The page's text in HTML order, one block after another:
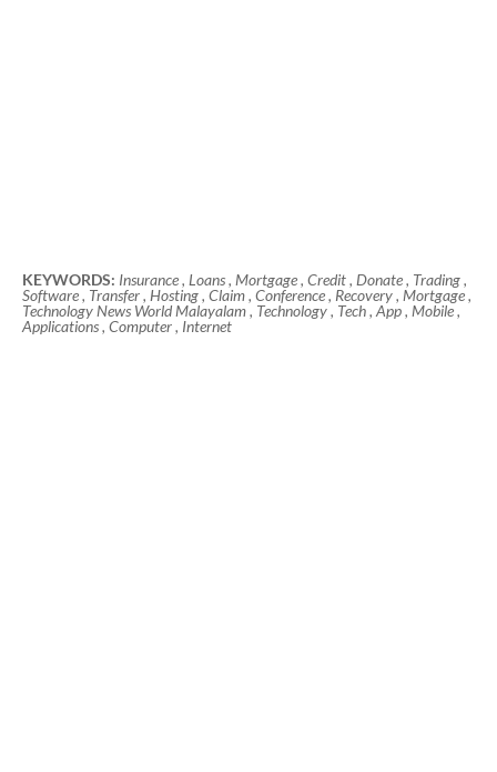
KEYWORDS: Insurance , Loans , Mortgage , Credit , Donate , Trading ,
Software , Transfer , Hosting , Claim , Conference , Recovery , Mortgage ,
Technology News World Malayalam , Technology , Tech , App , Mobile ,
Applications , Computer , Internet